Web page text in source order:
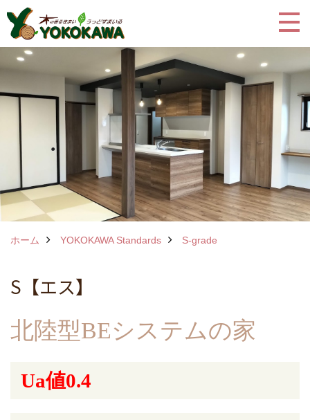
ホーム YOKOKAWA Standards S-grade
S【エス】
北陸型BEシステムの家
Ua値0.4